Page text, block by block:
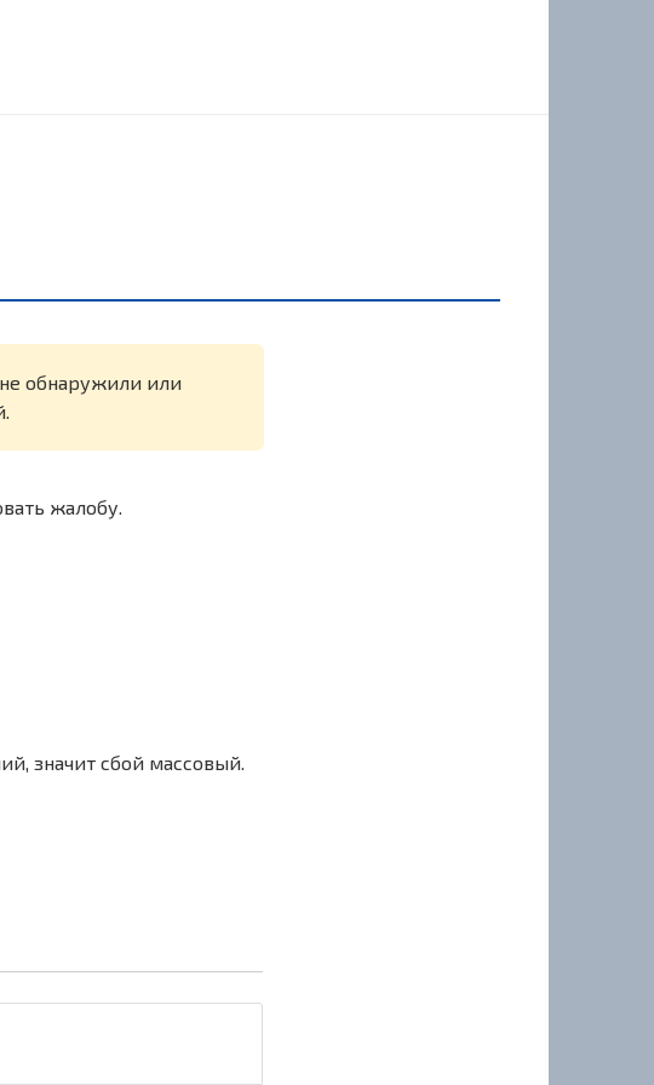
обнаружили или
жалобу.
значит сбой массовый.